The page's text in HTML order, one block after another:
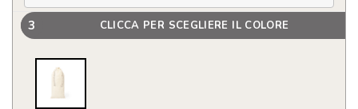
3 CLICCA PER SCEGLIERE IL COLORE